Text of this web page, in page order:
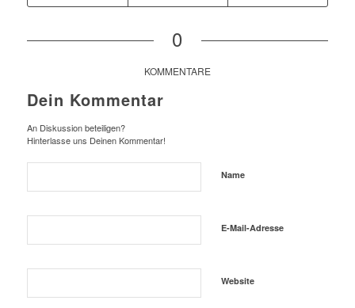
0
KOMMENTARE
Dein Kommentar
An Diskussion beteiligen?
Hinterlasse uns Deinen Kommentar!
Name
E-Mail-Adresse
Website